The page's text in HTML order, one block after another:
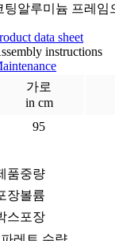
팅알루미늄 프레임
data sheet
instructions
가로
in cm
95
품중량
장볼륨
스포장